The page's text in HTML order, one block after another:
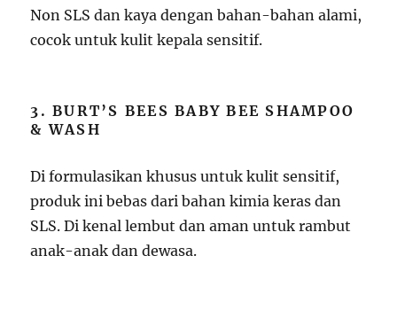
Non SLS dan kaya dengan bahan-bahan alami,
cocok untuk kulit kepala sensitif.
3. BURT’S BEES BABY BEE SHAMPOO
& WASH
Di formulasikan khusus untuk kulit sensitif,
produk ini bebas dari bahan kimia keras dan
SLS. Di kenal lembut dan aman untuk rambut
anak-anak dan dewasa.